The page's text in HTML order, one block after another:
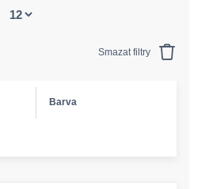
Smazat filtry
Barva